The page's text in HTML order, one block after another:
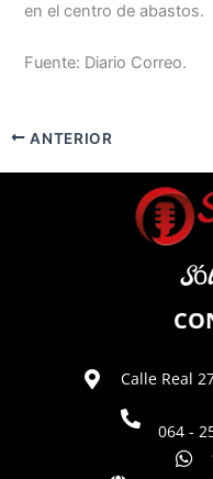
en el centro de abastos.
Fuente: Diario Correo.
ANTERIOR
Calle Real
064 -